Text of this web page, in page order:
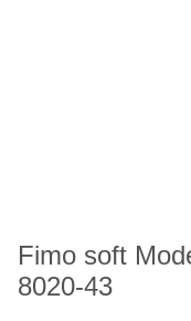
Fimo soft
8020-43